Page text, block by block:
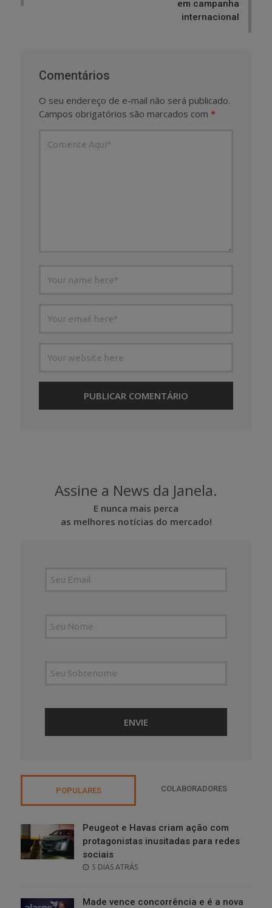
em campanha
internacional
Comentários
O seu endereço de e-mail não será publicado.
Campos obrigatórios são marcados com *
Assine a News da Janela.
E nunca mais perca
as melhores notícias do mercado!
POPULARES COLABORADORES
Peugeot e Havas criam ação com
protagonistas inusitadas para redes
sociais
POSTED
5 DIAS ATRÁS
Made vence concorrência e é a nova